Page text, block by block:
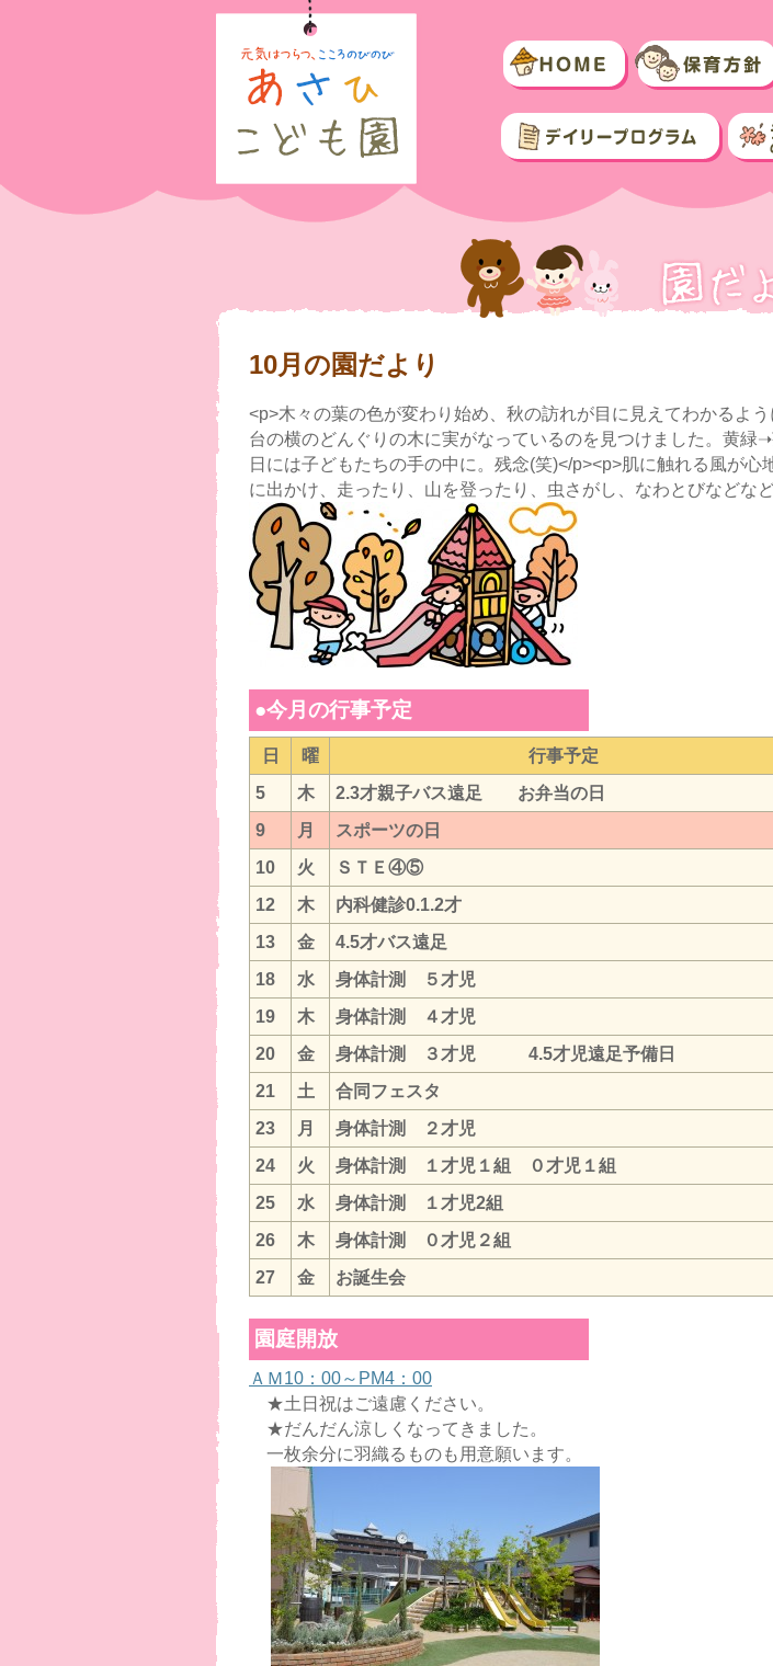
10月の園だより
<p>木々の葉の色が変わり始め、秋の訪れが目に見えてわかるよ
台の横のどんぐりの木に実がなっているのを見つけました。黄
日には子どもたちの手の中に。残念(笑)</p><p>肌に触れる風が
に出かけ、走ったり、山を登ったり、虫さがし、なわとびなどな
●今月の行事予定
日 曜
行事予定
5
木
2.3才親子バス遠足 お弁当の日
9
月
スポーツの日
10
火
ＳＴＥ④⑤
12
木
内科健診0.1.2才
13
金
4.5才バス遠足
18
水
身体計測 ５才児
19
木
身体計測 ４才児
20
金
身体計測 ３才児 4.5才児遠足予備日
21
土
合同フェスタ
23
月
身体計測 ２才児
24
火
身体計測 １才児１組 ０才児１組
25
水
身体計測 １才児2組
26
木
身体計測 ０才児２組
27
金 お誕生会
園庭開放
ＡＭ10：00～PM4：00
★土日祝はご遠慮ください。
★だんだん涼しくなってきました。
一枚余分に羽織るものも用意願います。